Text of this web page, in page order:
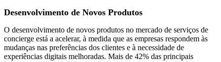
Desenvolvimento de Novos Produtos
O desenvolvimento de novos produtos no mercado de serviços de
concierge está a acelerar, à medida que as empresas respondem às
mudanças nas preferências dos clientes e à necessidade de
experiências digitais melhoradas. Mais de 42% das principais